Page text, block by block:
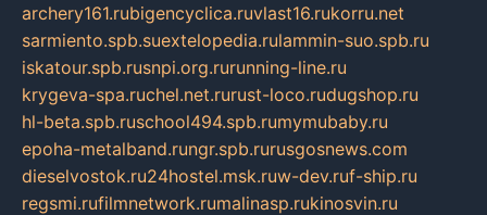
archery161.rubigencyclica.ruvlast16.rukorru.net
sarmiento.spb.suextelopedia.rulammin-suo.spb.ru
iskatour.spb.rusnpi.org.rurunning-line.ru
krygeva-spa.ruchel.net.rurust-loco.rudugshop.ru
hl-beta.spb.ruschool494.spb.rumymubaby.ru
epoha-metalband.rungr.spb.rurusgosnews.com
dieselvostok.ru24hostel.msk.ruw-dev.ruf-ship.ru
regsmi.rufilmnetwork.rumalinasp.rukinosvin.ru